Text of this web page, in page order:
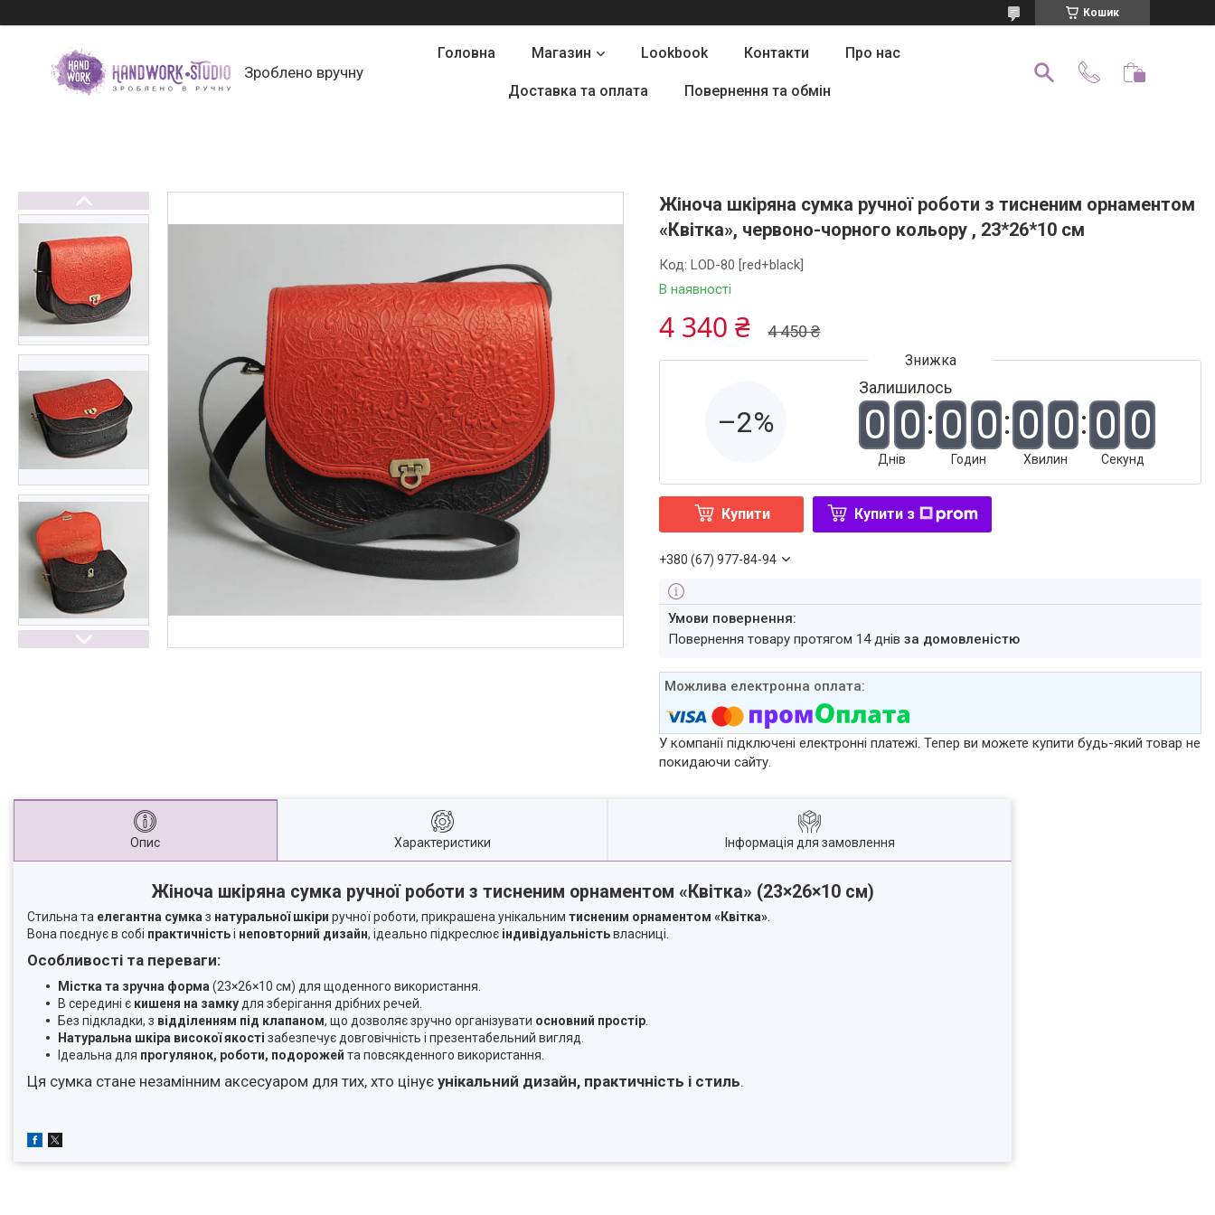
Кошик
Зроблено вручну
Головна Магазин Lookbook Контакти Про нас
Доставка та оплата Повернення та обмін
Жіноча шкіряна сумка ручної роботи з тисненим орнаментом
«Квітка», червоно-чорного кольору , 23*26*10 см
В наявності
Код:LOD-80 [red+black]
4 450 ₴
4 340 ₴
–2%
Залишилось
0 0
Днів
0 0
Годин
0 0
Хвилин
0 0
Секунд
Купити Купити з
+380 (67) 977-84-94
повернення товару протягом 14 днівза домовленістю
У компанії підключені електронні платежі. Тепер ви можете купити будь-який товар не
покидаючи сайту.
Опис Характеристики Інформація для замовлення
Жіноча шкіряна сумка ручної роботи з тисненим орнаментом «Квітка» (23×26×10 см)
Стильна та елегантна сумка з натуральної шкіри ручної роботи, прикрашена унікальним тисненим орнаментом «Квітка»
Вона поєднує в собі практичністьі неповторний дизайн, ідеально підкреслює індивідуальністьвласниці.
Особливості та переваги:
Містка та зручна форма (23×26×10 см) для щоденного використання.
В середині є кишеня на замку для зберігання дрібних речей.
Без підкладки, з відділенням під клапаном, що дозволяє зручно організувати основний простір
Натуральна шкіра високої якості забезпечує довговічність і презентабельний вигляд.
Ідеальна для прогулянок, роботи, подорожей та повсякденного використання.
Ця сумка стане незамінним аксесуаром для тих, хто цінує унікальний дизайн, практичність і стиль.